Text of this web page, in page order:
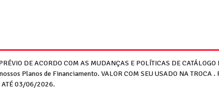
DE ACORDO COM AS MUDANÇAS E POLÍTICAS DE
Planos de Financiamento. VALOR COM SEU USADO NA
ATÉ 03/06/2026.